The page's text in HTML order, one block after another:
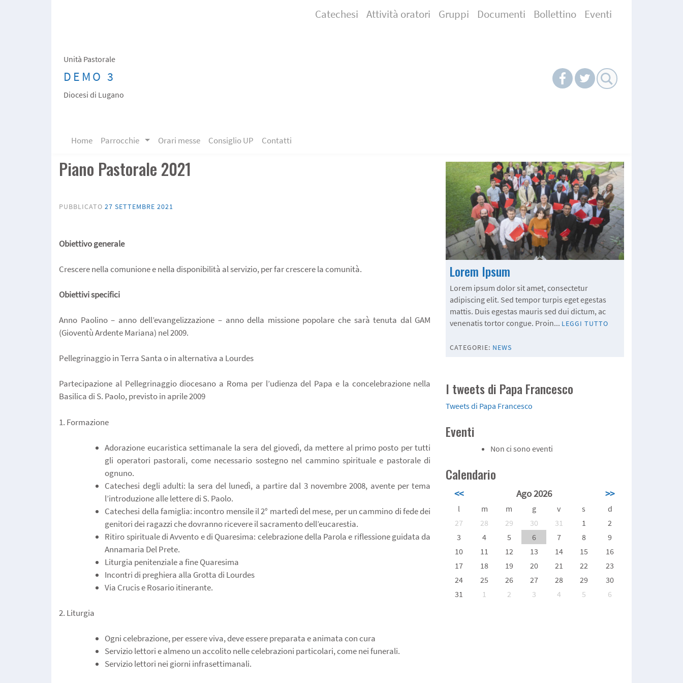
Catechesi Attività oratori Gruppi Documenti Bollettino Eventi
Unità Pastorale
DEMO 3
Diocesi di Lugano
Home Parrocchie Orari messe Consiglio UP Contatti
Piano Pastorale 2021
PUBBLICATO 27 SETTEMBRE 2021
Obiettivo generale
Crescere nella comunione e nella disponibilità al servizio, per far crescere la comunità.
Obiettivi specifici
Anno Paolino – anno dell’evangelizzazione – anno della missione popolare che sarà tenuta dal GAM
(Gioventù Ardente Mariana) nel 2009.
Pellegrinaggio in Terra Santa o in alternativa a Lourdes
Partecipazione al Pellegrinaggio diocesano a Roma per l’udienza del Papa e la concelebrazione nella
Basilica di S. Paolo, previsto in aprile 2009
1. Formazione
Adorazione eucaristica settimanale la sera del giovedì, da mettere al primo posto per tutti
gli operatori pastorali, come necessario sostegno nel cammino spirituale e pastorale di
ognuno.
Catechesi degli adulti: la sera del lunedì, a partire dal 3 novembre 2008, avente per tema
l’introduzione alle lettere di S. Paolo.
Catechesi della famiglia: incontro mensile il 2° martedì del mese, per un cammino di fede dei
genitori dei ragazzi che dovranno ricevere il sacramento dell’eucarestia.
Ritiro spirituale di Avvento e di Quaresima: celebrazione della Parola e riflessione guidata da
Annamaria Del Prete.
Liturgia penitenziale a fine Quaresima
Incontri di preghiera alla Grotta di Lourdes
Via Crucis e Rosario itinerante.
2. Liturgia
Ogni celebrazione, per essere viva, deve essere preparata e animata con cura
Servizio lettori e almeno un accolito nelle celebrazioni particolari, come nei funerali.
Servizio lettori nei giorni infrasettimanali.
Lorem Ipsum
Lorem ipsum dolor sit amet, consectetur
adipiscing elit. Sed tempor turpis eget egestas
mattis. Duis egestas mauris sed dui dictum, ac
venenatis tortor congue. Proin... LEGGI TUTTO
CATEGORIE: NEWS
I tweets di Papa Francesco
Tweets di Papa Francesco
Eventi
Non ci sono eventi
Calendario
<< Ago 2026 >>
l m m g v s
d
27
28 29 30 31 1
2
3
4 5 6 7 8
9
10
11 12 13 14 15
16
17
18 19 20 21 22
23
24
25 26 27 28 29
30
31
1 2 3 4 5 6